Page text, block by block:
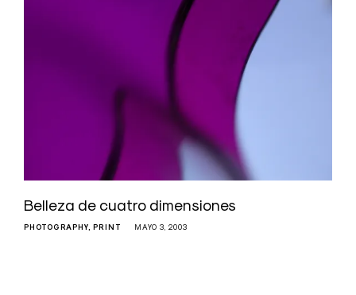
Belleza de cuatro dimensiones
PHOTOGRAPHY PRINT MAYO 3, 2003